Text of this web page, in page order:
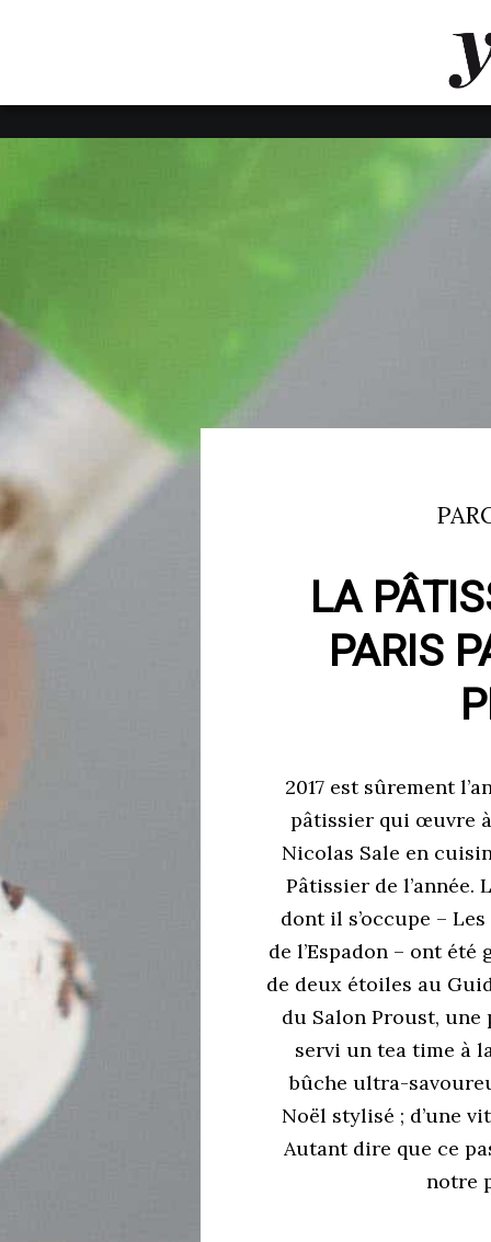
LA
PARIS
2017 est sûrement
pâtissier qui œuvre
Nicolas Sale en
Pâtissier de l’année.
dont il s’occupe –
de l’Espadon – ont
de deux étoiles au
du Salon Proust,
servi un tea time à
bûche ultra-
Noël stylisé ; d’une
Autant dire que ce
notre